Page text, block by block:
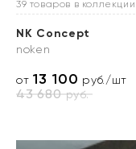
39 товаров в коллекции
NK Concept
noken
от13 100 руб./шт
43 680руб.